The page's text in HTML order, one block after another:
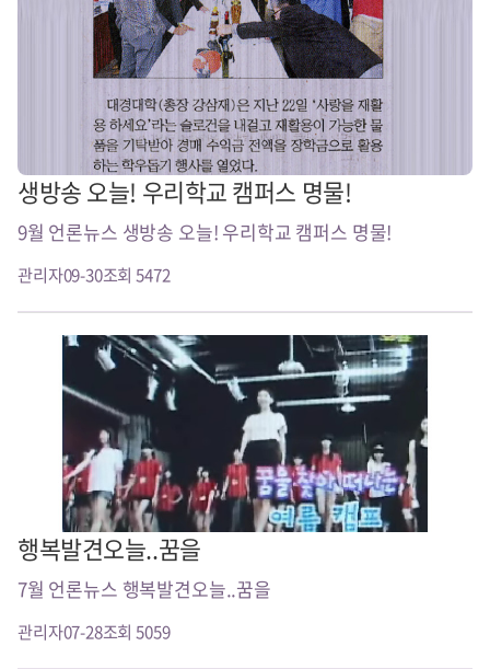
생방송 오늘! 우리학교 캠퍼스 명물!
9월 언론뉴스 생방송 오늘! 우리학교 캠퍼스 명물!
관리자09-30조회 5472
행복발견오늘..꿈을
7월 언론뉴스 행복발견오늘..꿈을
관리자07-28조회 5059